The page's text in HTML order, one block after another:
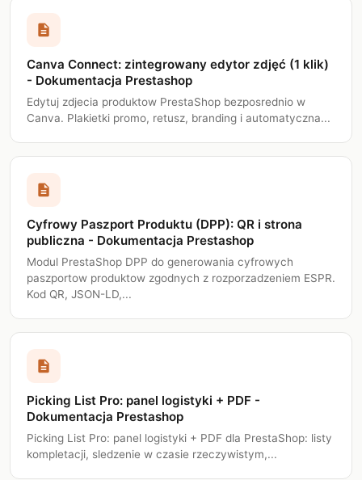
description
Canva Connect: zintegrowany edytor zdjęć (1 klik)
- Dokumentacja Prestashop
Edytuj zdjecia produktow PrestaShop bezposrednio w
Canva. Plakietki promo, retusz, branding i automatyczna...
description
Cyfrowy Paszport Produktu (DPP): QR i strona
publiczna - Dokumentacja Prestashop
Modul PrestaShop DPP do generowania cyfrowych
paszportow produktow zgodnych z rozporzadzeniem ESPR.
Kod QR, JSON-LD,...
description
Picking List Pro: panel logistyki + PDF -
Dokumentacja Prestashop
Picking List Pro: panel logistyki + PDF dla PrestaShop: listy
kompletacji, sledzenie w czasie rzeczywistym,...